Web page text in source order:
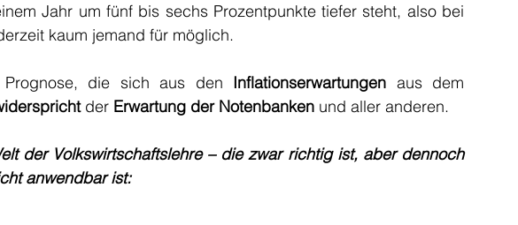
Jahr um fünf bis sechs Prozentpunkte tiefer steht, also bei
kaum jemand für möglich.
die sich aus den Inflationserwartungen
der Erwartung der Notenbanken und aller anderen.
der Volkswirtschaftslehre – die zwar richtig ist, aber dennoch
anwendbar ist: